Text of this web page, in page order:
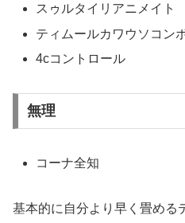
スゥルタイリアニメイト
ティムールカワウソコン
4cコントロール
無理
コーナ全知
基本的に自分より早く畳める